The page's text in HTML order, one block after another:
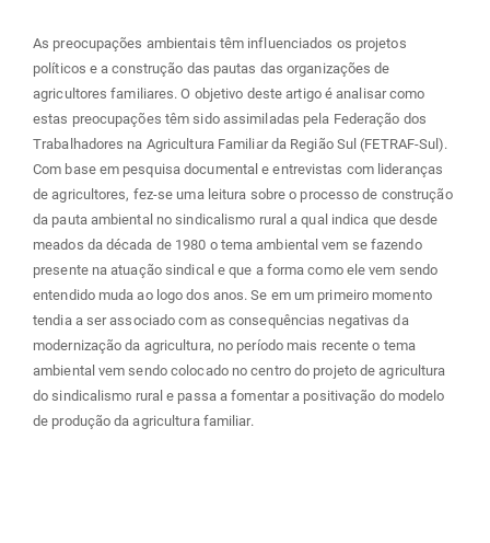
As preocupações ambientais têm influenciados os projetos
políticos e a construção das pautas das organizações de
agricultores familiares. O objetivo deste artigo é analisar como
estas preocupações têm sido assimiladas pela Federação dos
Trabalhadores na Agricultura Familiar da Região Sul (FETRAF-Sul).
Com base em pesquisa documental e entrevistas com lideranças
de agricultores, fez-se uma leitura sobre o processo de construção
da pauta ambiental no sindicalismo rural a qual indica que desde
meados da década de 1980 o tema ambiental vem se fazendo
presente na atuação sindical e que a forma como ele vem sendo
entendido muda ao logo dos anos. Se em um primeiro momento
tendia a ser associado com as consequências negativas da
modernização da agricultura, no período mais recente o tema
ambiental vem sendo colocado no centro do projeto de agricultura
do sindicalismo rural e passa a fomentar a positivação do modelo
de produção da agricultura familiar.